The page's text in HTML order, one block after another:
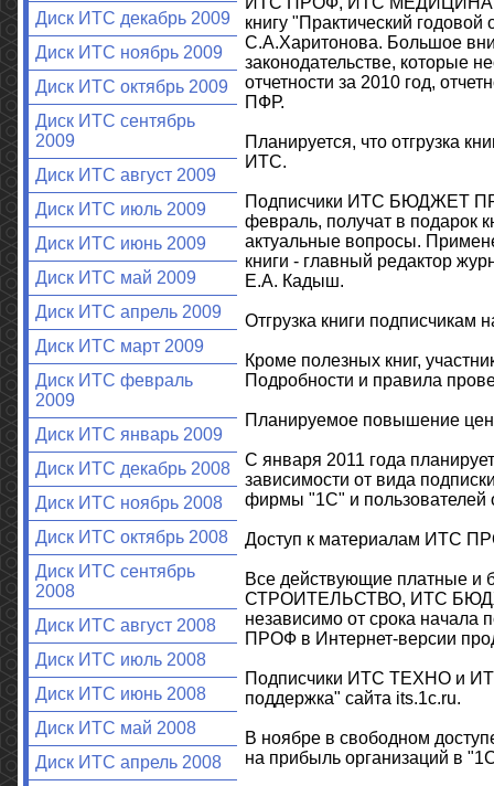
Диск ИТС декабрь 2009
Диск ИТС ноябрь 2009
Диск ИТС октябрь 2009
Диск ИТС сентябрь
2009
Диск ИТС август 2009
Диск ИТС июль 2009
Диск ИТС июнь 2009
Диск ИТС май 2009
Диск ИТС апрель 2009
Диск ИТС март 2009
Диск ИТС февраль
2009
Диск ИТС январь 2009
Диск ИТС декабрь 2008
Диск ИТС ноябрь 2008
Диск ИТС октябрь 2008
Диск ИТС сентябрь
2008
Диск ИТС август 2008
Диск ИТС июль 2008
Диск ИТС июнь 2008
Диск ИТС май 2008
Диск ИТС апрель 2008
книгу "Практический
С.А.Харитонова. Большое
законодательстве, которые
отчетности за 2010 год,
ПФР.
Планируется, что отгрузка
ИТС.
Подписчики ИТС БЮДЖЕТ
февраль, получат в подарок
актуальные вопросы.
книги - главный редактор
Е.А. Кадыш.
Отгрузка книги подписчикам
Кроме полезных книг,
Подробности и правила
Планируемое повышение
С января 2011 года
зависимости от вида
фирмы "1С" и
Доступ к материалам ИТС
Все действующие платные
СТРОИТЕЛЬСТВО, ИТС
независимо от срока начала
ПРОФ в Интернет-версии
Подписчики ИТС ТЕХНО и
поддержка" сайта its.1c.ru.
В ноябре в свободном
на прибыль организаций в